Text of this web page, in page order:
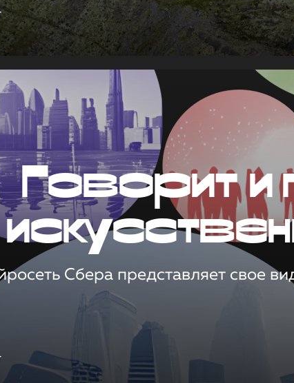
Говорит
Сбера представляет свое